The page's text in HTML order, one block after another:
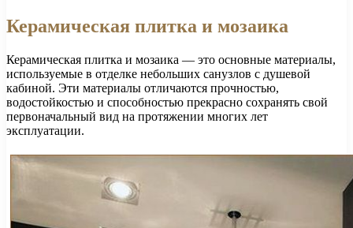
Керамическая плитка и мозаика
Керамическая плитка и мозаика — это основные материалы,
используемые в отделке небольших санузлов с душевой
кабиной. Эти материалы отличаются прочностью,
водостойкостью и способностью прекрасно сохранять свой
первоначальный вид на протяжении многих лет
эксплуатации.